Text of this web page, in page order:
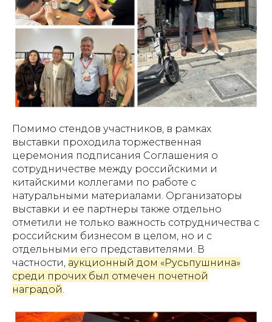
Помимо стендов участников, в рамках
выставки проходила торжественная
церемония подписания Соглашения о
сотрудничестве между российскими и
китайскими коллегами по работе с
натуральными материалами. Организаторы
выставки и ее партнеры также отдельно
отметили не только важность сотрудничества с
российским бизнесом в целом, но и с
отдельными его представителями. В
частности, аукционный дом «Русьпушнина»
среди прочих был отмечен почетной
наградой